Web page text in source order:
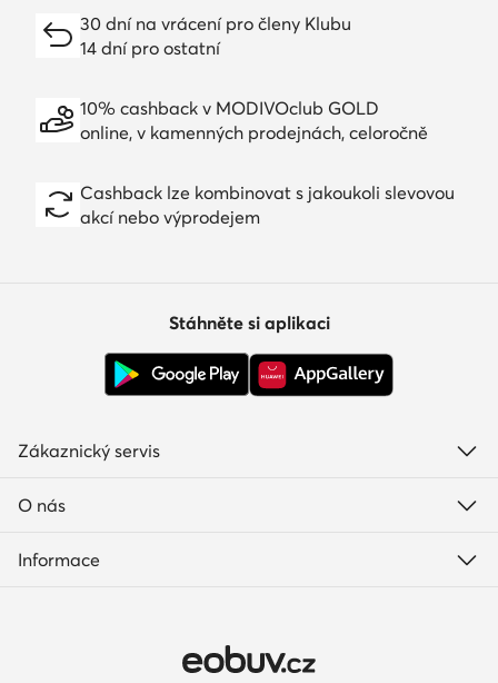
30 dní na vrácení pro členy Klubu
14 dní pro ostatní
10% cashback v MODIVOclub GOLD
online, v kamenných prodejnách, celoročně
Cashback lze kombinovat s jakoukoli slevovou
akcí nebo výprodejem
Stáhněte si aplikaci
Zákaznický servis
O nás
Informace